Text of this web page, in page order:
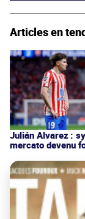
Articles en
Julián Alvarez :
mercato devenu